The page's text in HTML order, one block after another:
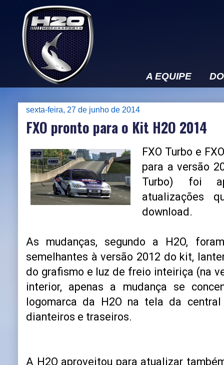
A EQUIPE
sexta-feira, 27 de junho de 2014
FXO pronto para o Kit H2O 2014
FXO Turbo e
para a versão
Turbo) foi
atualizações
download.
As mudanças, segundo a H2O,
semelhantes à versão 2012 do kit,
do grafismo e luz de freio inteiriça (na
interior, apenas a mudança se
logomarca da H2O na tela da
dianteiros e traseiros.
A H2O aproveitou para atualizar